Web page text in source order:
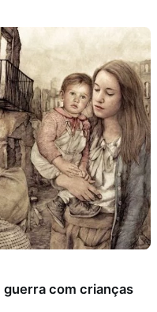
com crianças